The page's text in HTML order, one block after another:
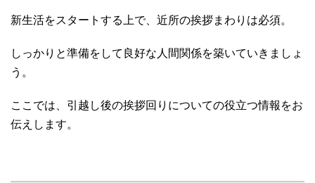
新生活をスタートする上で、近所の挨拶まわりは必須。
しっかりと準備をして良好な人間関係を築いていきましょ
う。
ここでは、引越し後の挨拶回りについての役立つ情報をお
伝えします。